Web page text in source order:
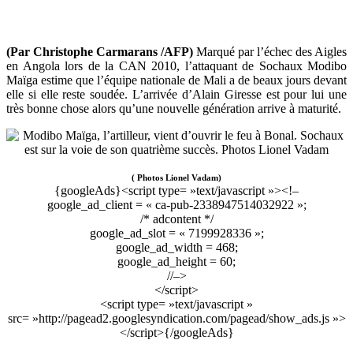
(Par Christophe Carmarans /AFP) Marqué par l’échec des Aigles
en Angola lors de la CAN 2010, l’attaquant de Sochaux Modibo
Maïga estime que l’équipe nationale de Mali a de beaux jours devant
elle si elle reste soudée. L’arrivée d’Alain Giresse est pour lui une
très bonne chose alors qu’une nouvelle génération arrive à maturité.
( Photos Lionel Vadam)
{googleAds}<script type= »text/javascript »><!–
google_ad_client = « ca-pub-2338947514032922 »;
/* adcontent */
google_ad_slot = « 7199928336 »;
google_ad_width = 468;
google_ad_height = 60;
//–>
</script>
<script type= »text/javascript »
src= »http://pagead2.googlesyndication.com/pagead/show_ads.js »>
</script>{/googleAds}